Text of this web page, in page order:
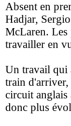
Absent en
Hadjar,
McLaren. Les
travailler en
Un travail qui
train
circuit anglais
donc plus